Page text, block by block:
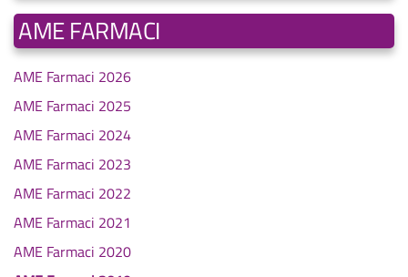
AME FARMACI
AME Farmaci 2026
AME Farmaci 2025
AME Farmaci 2024
AME Farmaci 2023
AME Farmaci 2022
AME Farmaci 2021
AME Farmaci 2020